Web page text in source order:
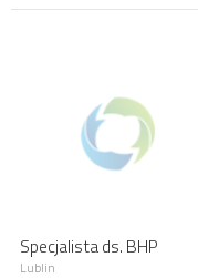
Specjalista ds. BHP
Lublin